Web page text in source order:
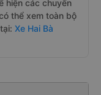
hiện các chuyến
thể xem toàn bộ
Xe Hai Bà